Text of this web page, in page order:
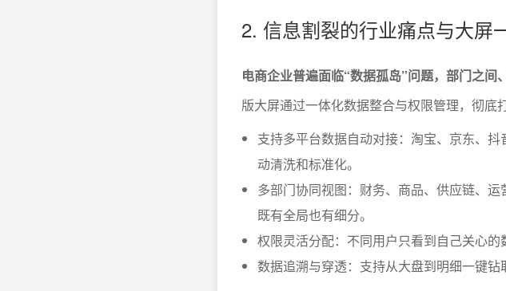
2. 信息割裂的行业痛点与大屏
电商企业普遍面临“数据孤岛”问题，部门之间
版大屏通过一体化数据整合与权限管理，彻底
支持多平台数据自动对接：淘宝、京东、
动清洗和标准化。
多部门协同视图：财务、商品、供应链、运
既有全局也有细分。
权限灵活分配：不同用户只看到自己关心的
数据追溯与穿透：支持从大盘到明细一键钻